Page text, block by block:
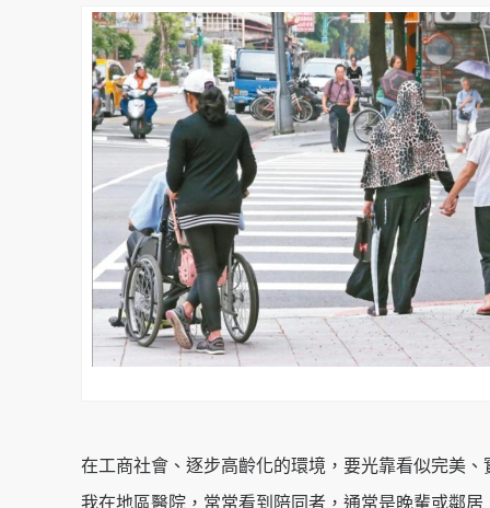
在工商社會、逐步高齡化的環境，要光靠看似完美
我在地區醫院，常常看到陪同者，通常是晚輩或鄰